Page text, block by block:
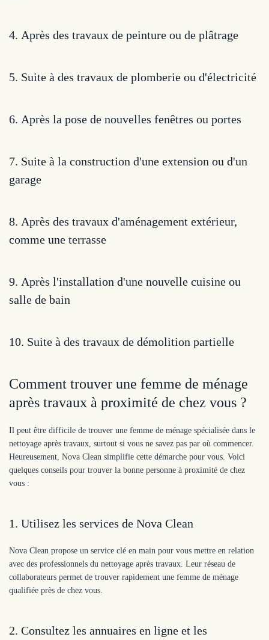
4. Après des travaux de peinture ou de plâtrage
5. Suite à des travaux de plomberie ou d'électricité
6. Après la pose de nouvelles fenêtres ou portes
7. Suite à la construction d'une extension ou d'un
garage
8. Après des travaux d'aménagement extérieur,
comme une terrasse
9. Après l'installation d'une nouvelle cuisine ou
salle de bain
10. Suite à des travaux de démolition partielle
Comment trouver une femme de ménage
après travaux à proximité de chez vous ?
Il peut être difficile de trouver une femme de ménage spécialisée dans le
nettoyage après travaux, surtout si vous ne savez pas par où commencer.
Heureusement, Nova Clean simplifie cette démarche pour vous. Voici
quelques conseils pour trouver la bonne personne à proximité de chez
vous :
1. Utilisez les services de Nova Clean
Nova Clean propose un service clé en main pour vous mettre en relation
avec des professionnels du nettoyage après travaux. Leur réseau de
collaborateurs permet de trouver rapidement une femme de ménage
qualifiée près de chez vous.
2. Consultez les annuaires en ligne et les